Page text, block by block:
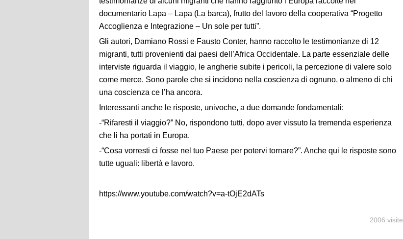
documentario Lapa – Lapa (La barca), frutto del lavoro della cooperativa “Progetto
Accoglienza e Integrazione – Un sole per tutti”.
Gli autori, Damiano Rossi e Fausto Conter, hanno raccolto le testimonianze di 12
migranti, tutti provenienti dai paesi dell’Africa Occidentale. La parte essenziale delle
interviste riguarda il viaggio, le angherie subite i pericoli, la percezione di valere solo
come merce. Sono parole che si incidono nella coscienza di ognuno, o almeno di chi
una coscienza ce l’ha ancora.
Interessanti anche le risposte, univoche, a due domande fondamentali:
-“Rifaresti il viaggio?” No, rispondono tutti, dopo aver vissuto la tremenda esperienza
che li ha portati in Europa.
-“Cosa vorresti ci fosse nel tuo Paese per potervi tornare?”. Anche qui le risposte sono
tutte uguali: libertà e lavoro.
https://www.youtube.com/watch?v=a-tOjE2dATs
2006 visite